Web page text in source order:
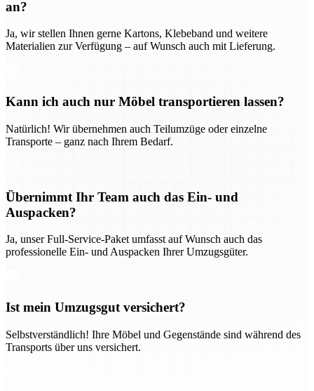
an?
Ja, wir stellen Ihnen gerne Kartons, Klebeband und weitere
Materialien zur Verfügung – auf Wunsch auch mit Lieferung.
Kann ich auch nur Möbel transportieren lassen?
Natürlich! Wir übernehmen auch Teilumzüge oder einzelne
Transporte – ganz nach Ihrem Bedarf.
Übernimmt Ihr Team auch das Ein- und
Auspacken?
Ja, unser Full-Service-Paket umfasst auf Wunsch auch das
professionelle Ein- und Auspacken Ihrer Umzugsgüter.
Ist mein Umzugsgut versichert?
Selbstverständlich! Ihre Möbel und Gegenstände sind während des
Transports über uns versichert.